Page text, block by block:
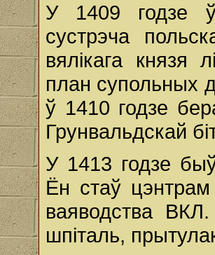
У 1409 годзе ў
сустрэча
вялікага князя
план супольных
ў 1410 годзе
Грунвальдскай
У 1413 годзе
Ён стаў цэнтрам
ваяводства
шпіталь,